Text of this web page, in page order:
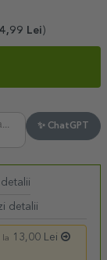
Lei )
✨ ChatGPT
detalii
la
13,00 Lei